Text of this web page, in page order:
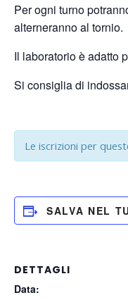
Per ogni turno
alterneranno al tornio.
Il laboratorio è adatto
Si consiglia di
Le iscrizioni per
SALVA NEL
DETTAGLI
Data: